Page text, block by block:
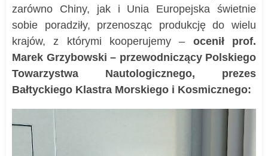
zarówno Chiny, jak i Unia Europejska świetnie
sobie poradziły, przenosząc produkcję do wielu
krajów, z którymi kooperujemy – ocenił prof.
Marek Grzybowski – przewodniczący Polskiego
Towarzystwa Nautologicznego, prezes
Bałtyckiego Klastra Morskiego i Kosmicznego: